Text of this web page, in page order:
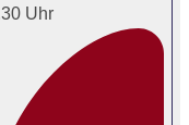
Uhr